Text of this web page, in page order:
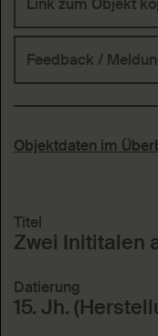
Link zum Objekt
Feedback /
Objektdaten im
Titel
Zwei Inititalen
Datierung
15. Jh.